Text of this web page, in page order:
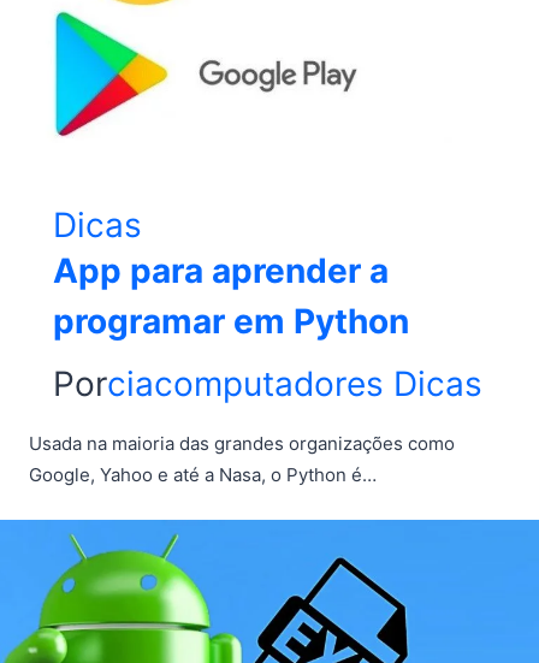
Dicas
App para aprender a
programar em Python
Porciacomputadores Dicas
Usada na maioria das grandes organizações como
Google, Yahoo e até a Nasa, o Python é…